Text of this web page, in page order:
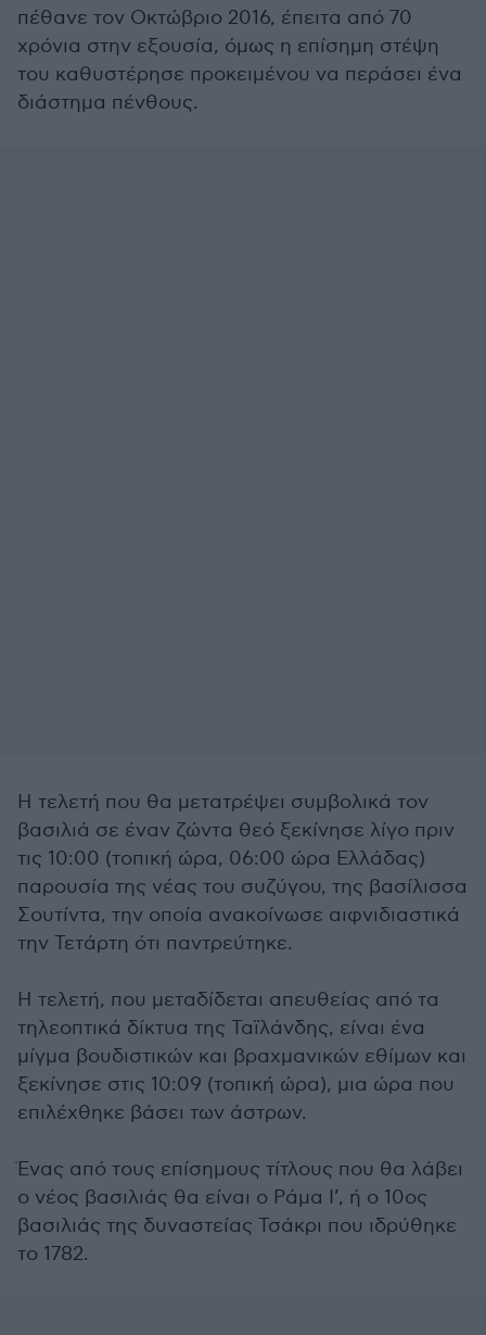
πέθανε τον Οκτώβριο 2016, έπειτα από 70
χρόνια στην εξουσία, όμως η επίσημη στέψη
του καθυστέρησε προκειμένου να περάσει ένα
διάστημα πένθους.
Η τελετή που θα μετατρέψει συμβολικά τον
βασιλιά σε έναν ζώντα θεό ξεκίνησε λίγο πριν
τις 10:00 (τοπική ώρα, 06:00 ώρα Ελλάδας)
παρουσία της νέας του συζύγου, της βασίλισσα
Σουτίντα, την οποία ανακοίνωσε αιφνιδιαστικά
την Τετάρτη ότι παντρεύτηκε.
Η τελετή, που μεταδίδεται απευθείας από τα
τηλεοπτικά δίκτυα της Ταϊλάνδης, είναι ένα
μίγμα βουδιστικών και βραχμανικών εθίμων και
ξεκίνησε στις 10:09 (τοπική ώρα), μια ώρα που
επιλέχθηκε βάσει των άστρων.
Ένας από τους επίσημους τίτλους που θα λάβει
ο νέος βασιλιάς θα είναι ο Ράμα Ι’, ή ο 10ος
βασιλιάς της δυναστείας Τσάκρι που ιδρύθηκε
το 1782.